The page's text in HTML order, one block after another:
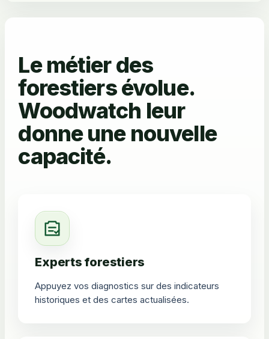
Le métier des
forestiers évolue.
Woodwatch leur
donne une nouvelle
capacité.
Experts forestiers
Appuyez vos diagnostics sur des indicateurs
historiques et des cartes actualisées.